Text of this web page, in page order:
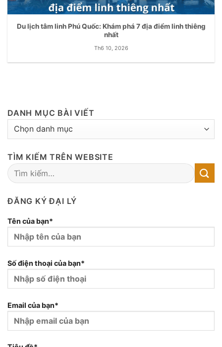
Du lịch tâm linh Phú Quốc: Khám phá 7 địa điểm linh thiêng
nhất
Th6 10, 2026
DANH MỤC BÀI VIẾT
DANH
VIẾT
TÌM KIẾM TRÊN WEBSITE
ĐĂNG KÝ ĐẠI LÝ
Tên của bạn*
Số điện thoại của bạn*
Email của bạn*